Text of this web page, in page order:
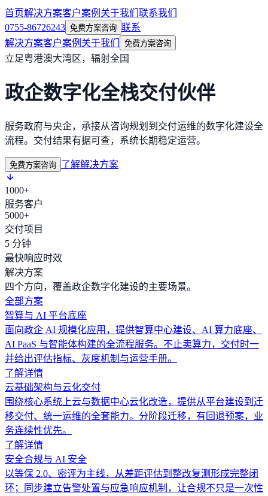
首页解决方案客户案例 关于我们 联系我们
0755-86726243 免费方案咨询 联系
解决方案客户案例 关于我们 免费方案咨询
立足粤港澳大湾区，辐射全国
政企数字化全栈交付伙伴
服务政府与央企，承接从咨询规划到交付运维的数字化建设全
流程。交付结果有据可查，系统长期稳定运营。
免费方案咨询 了解解决方案
1000+
服务客户
5000+
交付项目
5 分钟
最快响应时效
解决方案
四个方向，覆盖政企数字化建设的主要场景。
全部方案
智算与 AI 平台底座
面向政企 AI 规模化应用，提供智算中心建设、AI 算力底座、
AI PaaS 与智能体构建的全流程服务。不止卖算力，交付时一
并给出评估指标、灰度机制与运营手册。
了解详情
云基础架构与云化交付
围绕核心系统上云与数据中心云化改造，提供从平台建设到迁
移交付、统一运维的全套能力。分阶段迁移，有回退预案，业
务连续性优先。
了解详情
安全合规与 AI 安全
以等保 2.0、密评为主线，从差距评估到整改复测形成完整闭
环；同步建立告警处置与应急响应机制，让合规不只是一次性